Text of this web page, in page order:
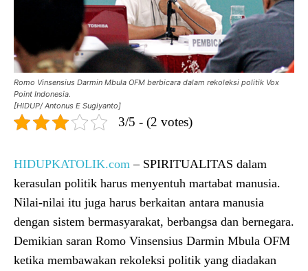
Romo Vinsensius Darmin Mbula OFM berbicara dalam rekoleksi politik Vox
Point Indonesia.
[HIDUP/ Antonus E Sugiyanto]
3/5 - (2 votes)
HIDUPKATOLIK.com – SPIRITUALITAS dalam
kerasulan politik harus menyentuh martabat manusia.
Nilai-nilai itu juga harus berkaitan antara manusia
dengan sistem bermasyarakat, berbangsa dan bernegara.
Demikian saran Romo Vinsensius Darmin Mbula OFM
ketika membawakan rekoleksi politik yang diadakan